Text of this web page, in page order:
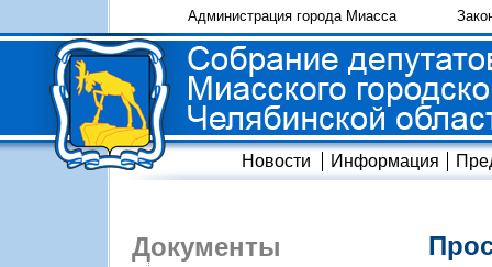
Администрация города Миасса
Новости Информация
Документы